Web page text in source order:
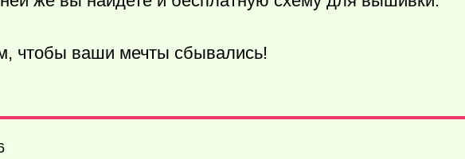
чтобы ваши мечты сбывались!